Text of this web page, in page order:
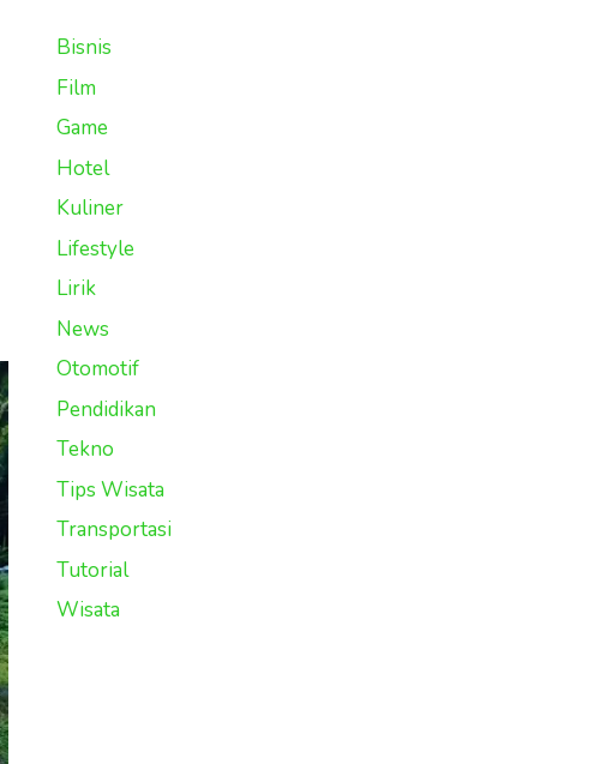
Bisnis
Film
Game
Hotel
Kuliner
Lifestyle
Lirik
News
Otomotif
Pendidikan
Tekno
Tips Wisata
Transportasi
Tutorial
Wisata